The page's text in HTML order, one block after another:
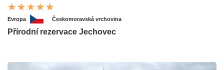
Evropa Českomoravská vrchovina
Přírodní rezervace Jechovec